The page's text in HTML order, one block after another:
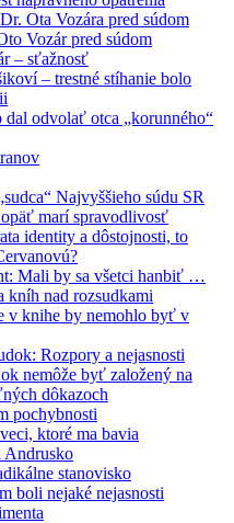
Ota Vozára pred súdom
Vozár pred súdom
– sťažnosť
– trestné stíhanie bolo
dal odvolať otca „korunného“
Najvyššieho súdu SR
marí spravodlivosť
identity a dôstojnosti, to
Mali by sa všetci hanbiť …
nad rozsudkami
v knihe by nemohlo byť v
Rozpory a nejasnosti
nemôže byť založený na
dôkazoch
pochybnosti
ktoré ma bavia
Andrusko
stanovisko
boli nejaké nejasnosti